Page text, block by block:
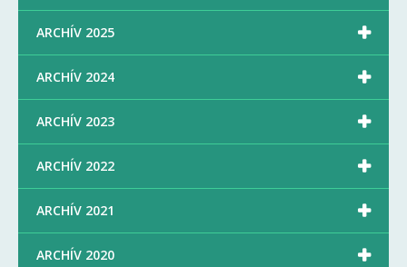
ARCHÍV 2025 
ARCHÍV 2024 
ARCHÍV 2023 
ARCHÍV 2022 
ARCHÍV 2021 
ARCHÍV 2020 